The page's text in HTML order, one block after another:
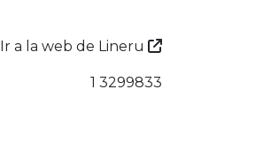
Ir a la web de Lineru
1 3299833